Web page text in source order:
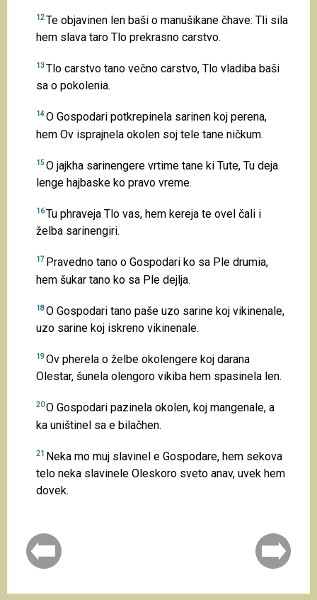
12Te objavinen len baši o manušikane čhave: Tli sila
hem slava taro Tlo prekrasno carstvo.
13Tlo carstvo tano večno carstvo, Tlo vladiba baši
sa o pokolenia.
14O Gospodari potkrepinela sarinen koj perena,
hem Ov isprajnela okolen soj tele tane ničkum.
15O jajkha sarinengere vrtime tane ki Tute, Tu deja
lenge hajbaske ko pravo vreme.
16Tu phraveja Tlo vas, hem kereja te ovel čali i
želba sarinengiri.
17 Pravedno tano o Gospodari ko sa Ple drumia,
hem šukar tano ko sa Ple dejlja.
18O Gospodari tano paše uzo sarine koj vikinenale,
uzo sarine koj iskreno vikinenale.
19Ov pherela o želbe okolengere koj darana
Olestar, šunela olengoro vikiba hem spasinela len.
20O Gospodari pazinela okolen, koj mangenale, a
ka uništinel sa e bilačhen.
21 Neka mo muj slavinel e Gospodare, hem sekova
telo neka slavinele Oleskoro sveto anav, uvek hem
dovek.